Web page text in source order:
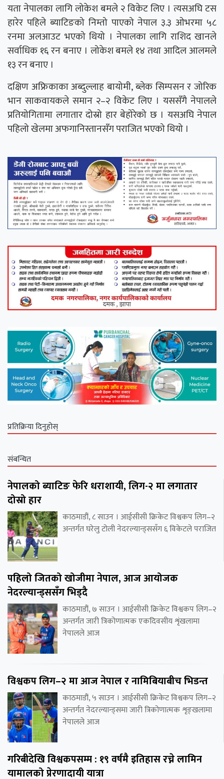
यता नेपालका लागि लोकेश बमले २ विकेट लिए । त्यसअघि टस
हारेर पहिले ब्याटिङको निम्तो पाएको नेपाल ३.३ ओभरमा ५८
रनमा अलआउट भएको थियो । नेपालका लागि राशिद खानले
सर्वाधिक १६ रन बनाए । लोकेश बमले १४ तथा आदिल आलमले
१३ रन बनाए ।
दक्षिण अफ्रिकाका अब्दुल्लाह बायोमी, ब्लेक सिम्पसन र जोरिक
भान साकवायकले समान २–२ विकेट लिए । यससँगै नेपालले
प्रतियोगितामा लगातार दोस्रो हार बेहोरेको छ । यसअघि नेपाल
पहिलो खेलमा अफगानिस्तानसँग पराजित भएको थियो ।
प्रतिक्रिया दिनुहोस्
संबन्धित
नेपालको ब्याटिङ फेरि धराशायी, लिग-२ मा लगातार
दोस्रो हार
काठमाडौं, ८ साउन । आईसीसी क्रिकेट विश्वकप लिग–२
अन्तर्गत घरेलु टोली नेदरल्यान्ड्ससँग ६ विकेटले पराजित
पहिलो जितको खोजीमा नेपाल, आज आयोजक
नेदरल्यान्ड्ससँग भिड्दै
काठमाडौं, ७ साउन । आईसीसी क्रिकेट विश्वकप लिग–२
अन्तर्गत जारी त्रिकोणात्मक एकदिवसीय शृंखलामा
नेपालले आज
विश्वकप लिग–२ मा आज नेपाल र नामिबियाबीच भिडन्त
काठमाडौं, ५ साउन । आईसीसी क्रिकेट विश्वकप लिग–२
अन्तर्गत नेदरल्यान्ड्समा जारी त्रिकोणात्मक शृङ्खलामा
नेपालले आज
गरिबीदेखि विश्वकपसम्म : १९ वर्षमै इतिहास रच्ने लामिन
यामालको प्रेरणादायी यात्रा